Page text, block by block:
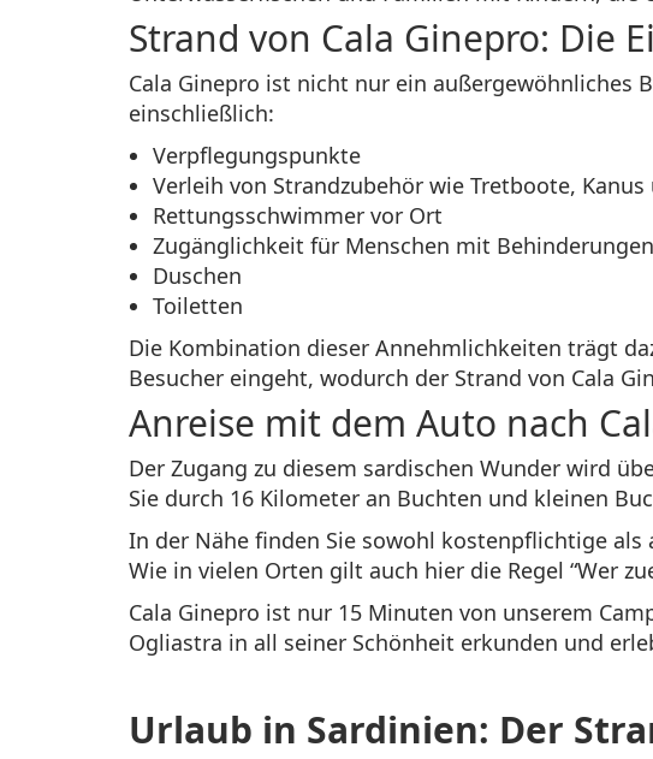
Strand von Cala Ginepro: Die
Cala Ginepro ist nicht nur ein außergewöhnliches
einschließlich:
Verpflegungspunkte
Verleih von Strandzubehör wie Tretboote, Kanus
Rettungsschwimmer vor Ort
Zugänglichkeit für Menschen mit Behinderungen
Duschen
Toiletten
Die Kombination dieser Annehmlichkeiten trägt
Besucher eingeht, wodurch der Strand von Cala
Anreise mit dem Auto nach
Der Zugang zu diesem sardischen Wunder wird
Sie durch 16 Kilometer an Buchten und kleinen
In der Nähe finden Sie sowohl kostenpflichtige als
Wie in vielen Orten gilt auch hier die Regel “Wer
Cala Ginepro ist nur 15 Minuten von unserem
Ogliastra in all seiner Schönheit erkunden und
Urlaub in Sardinien: Der